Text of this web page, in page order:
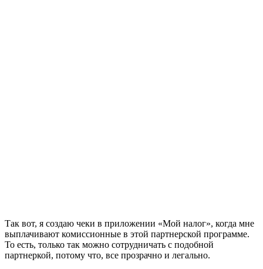
Так вот, я создаю чеки в приложении «Мой налог», когда мне
выплачивают комиссионные в этой партнерской программе.
То есть, только так можно сотрудничать с подобной
партнеркой, потому что, все прозрачно и легально.